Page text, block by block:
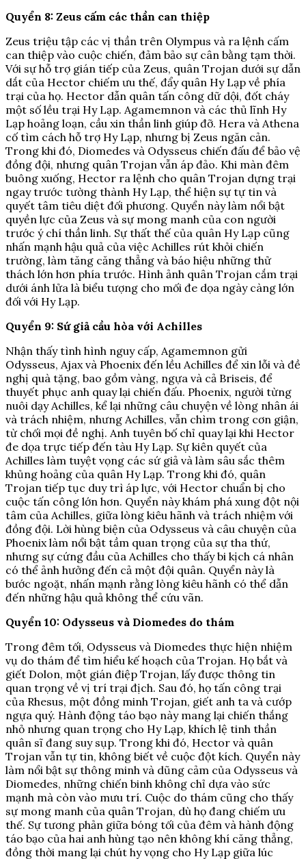
Quyển 8: Zeus cấm các thần can thiệp
Zeus triệu tập các vị thần trên Olympus và ra lệnh cấm
can thiệp vào cuộc chiến, đảm bảo sự cân bằng tạm thời.
Với sự hỗ trợ gián tiếp của Zeus, quân Trojan dưới sự dẫn
dắt của Hector chiếm ưu thế, đẩy quân Hy Lạp về phía
trại của họ. Hector dẫn quân tấn công dữ dội, đốt cháy
một số lều trại Hy Lạp. Agamemnon và các thủ lĩnh Hy
Lạp hoảng loạn, cầu xin thần linh giúp đỡ. Hera và Athena
cố tìm cách hỗ trợ Hy Lạp, nhưng bị Zeus ngăn cản.
Trong khi đó, Diomedes và Odysseus chiến đấu để bảo vệ
đồng đội, nhưng quân Trojan vẫn áp đảo. Khi màn đêm
buông xuống, Hector ra lệnh cho quân Trojan dựng trại
ngay trước tường thành Hy Lạp, thể hiện sự tự tin và
quyết tâm tiêu diệt đối phương. Quyển này làm nổi bật
quyền lực của Zeus và sự mong manh của con người
trước ý chí thần linh. Sự thất thế của quân Hy Lạp cũng
nhấn mạnh hậu quả của việc Achilles rút khỏi chiến
trường, làm tăng căng thẳng và báo hiệu những thử
thách lớn hơn phía trước. Hình ảnh quân Trojan cắm trại
dưới ánh lửa là biểu tượng cho mối đe dọa ngày càng lớn
đối với Hy Lạp.
Quyển 9: Sứ giả cầu hòa với Achilles
Nhận thấy tình hình nguy cấp, Agamemnon gửi
Odysseus, Ajax và Phoenix đến lều Achilles để xin lỗi và đề
nghị quà tặng, bao gồm vàng, ngựa và cả Briseis, để
thuyết phục anh quay lại chiến đấu. Phoenix, người từng
nuôi dạy Achilles, kể lại những câu chuyện về lòng nhân ái
và trách nhiệm, nhưng Achilles, vẫn chìm trong cơn giận,
từ chối mọi đề nghị. Anh tuyên bố chỉ quay lại khi Hector
đe dọa trực tiếp đến tàu Hy Lạp. Sự kiên quyết của
Achilles làm tuyệt vọng các sứ giả và làm sâu sắc thêm
khủng hoảng của quân Hy Lạp. Trong khi đó, quân
Trojan tiếp tục duy trì áp lực, với Hector chuẩn bị cho
cuộc tấn công lớn hơn. Quyển này khám phá xung đột nội
tâm của Achilles, giữa lòng kiêu hãnh và trách nhiệm với
đồng đội. Lời hùng biện của Odysseus và câu chuyện của
Phoenix làm nổi bật tầm quan trọng của sự tha thứ,
nhưng sự cứng đầu của Achilles cho thấy bi kịch cá nhân
có thể ảnh hưởng đến cả một đội quân. Quyển này là
bước ngoặt, nhấn mạnh rằng lòng kiêu hãnh có thể dẫn
đến những hậu quả không thể cứu vãn.
Quyển 10: Odysseus và Diomedes do thám
Trong đêm tối, Odysseus và Diomedes thực hiện nhiệm
vụ do thám để tìm hiểu kế hoạch của Trojan. Họ bắt và
giết Dolon, một gián điệp Trojan, lấy được thông tin
quan trọng về vị trí trại địch. Sau đó, họ tấn công trại
của Rhesus, một đồng minh Trojan, giết anh ta và cướp
ngựa quý. Hành động táo bạo này mang lại chiến thắng
nhỏ nhưng quan trọng cho Hy Lạp, khích lệ tinh thần
quân sĩ đang suy sụp. Trong khi đó, Hector và quân
Trojan vẫn tự tin, không biết về cuộc đột kích. Quyển này
làm nổi bật sự thông minh và dũng cảm của Odysseus và
Diomedes, những chiến binh không chỉ dựa vào sức
mạnh mà còn vào mưu trí. Cuộc do thám cũng cho thấy
sự mong manh của quân Trojan, dù họ đang chiếm ưu
thế. Sự tương phản giữa bóng tối của đêm và hành động
táo bạo của hai anh hùng tạo nên không khí căng thẳng,
đồng thời mang lại chút hy vọng cho Hy Lạp giữa lúc